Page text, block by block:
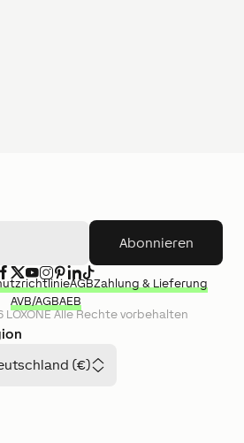
Abonnieren
(€)
LOXONEAlle Rechte vorbehalten
AGBZahlung & Lieferung
AVB/AGBAEB